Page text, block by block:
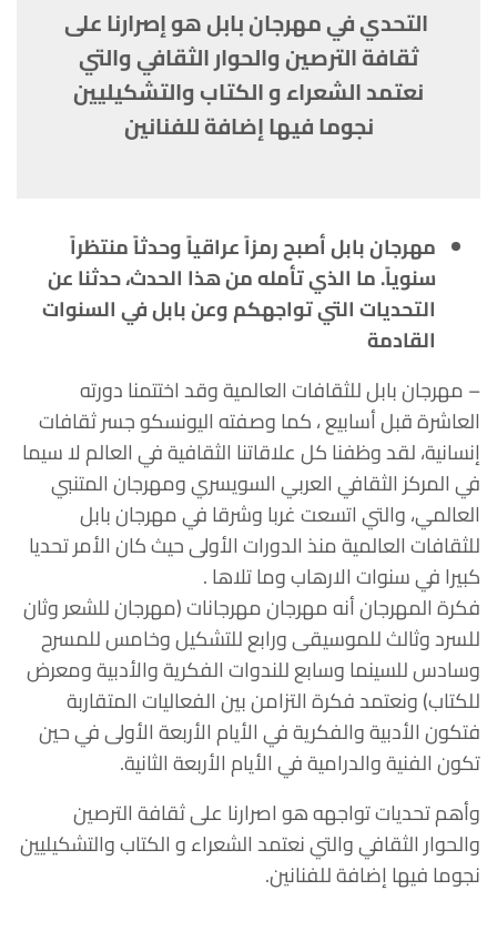
التحدي في مهرجان بابل هو إصرارنا على
ثقافة الترصين والحوار الثقافي والتي
نعتمد الشعراء و الكتاب والتشكيليين
نجوما فيها إضافة للفنانين
مهرجان بابل أصبح رمزاً عراقياً وحدثاً منتظراً
سنوياً. ما الذي تأمله من هذا الحدث، حدثنا عن
التحديات التي تواجهكم وعن بابل في السنوات
القادمة
– مهرجان بابل للثقافات العالمية وقد اختتمنا دورته
العاشرة قبل أسابيع ، كما وصفته اليونسكو جسر ثقافات
إنسانية، لقد وظفنا كل علاقاتنا الثقافية في العالم لا سيما
في المركز الثقافي العربي السويسري ومهرجان المتنبي
العالمي، والتي اتسعت غربا وشرقا في مهرجان بابل
للثقافات العالمية منذ الدورات الأولى حيث كان الأمر تحديا
كبيرا في سنوات الارهاب وما تلاها .
فكرة المهرجان أنه مهرجان مهرجانات (مهرجان للشعر وثان
للسرد وثالث للموسيقى ورابع للتشكيل وخامس للمسرح
وسادس للسينما وسابع للندوات الفكرية والأدبية ومعرض
للكتاب) ونعتمد فكرة التزامن بين الفعاليات المتقاربة
فتكون الأدبية والفكرية في الأيام الأربعة الأولى في حين
تكون الفنية والدرامية في الأيام الأربعة الثانية.
وأهم تحديات تواجهه هو اصرارنا على ثقافة الترصين
والحوار الثقافي والتي نعتمد الشعراء و الكتاب والتشكيليين
نجوما فيها إضافة للفنانين.